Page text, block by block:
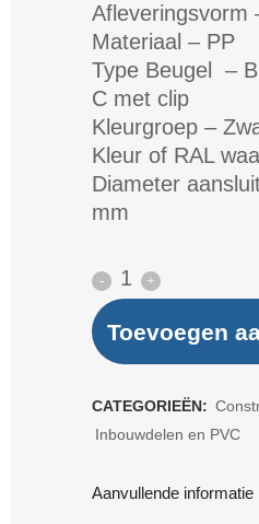
Afleveringsvorm
Materiaal – PP
Type Beugel –
C met clip
Kleurgroep –
Kleur of RAL
Diameter
mm
VDL
PP
Buisklem
Type
C
Toevoegen
CATEGORIEËN:
Inbouwdelen en PVC
Aanvullende informatie